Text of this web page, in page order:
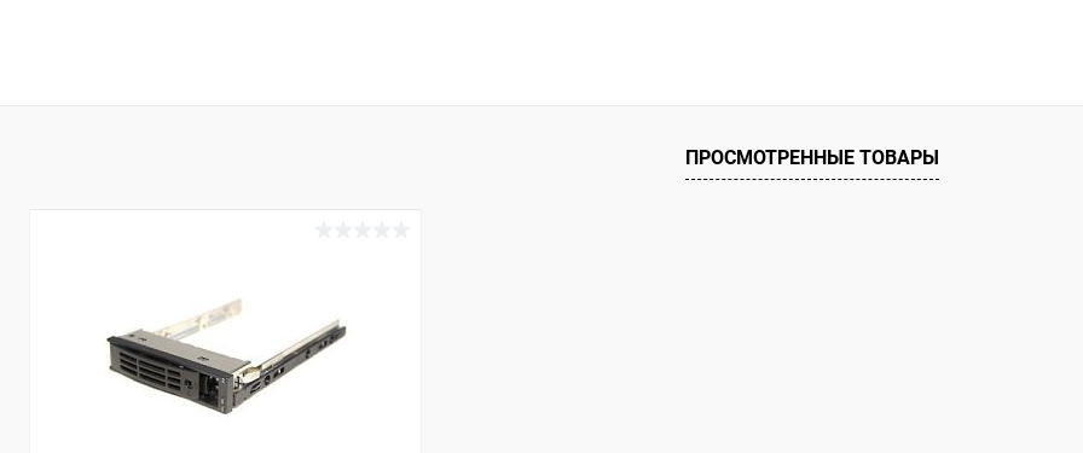
Купить в 1 клик К сравнению Купить в 1 клик К сравнению
В наличии
ПРОСМОТРЕННЫЕ ТОВАРЫ